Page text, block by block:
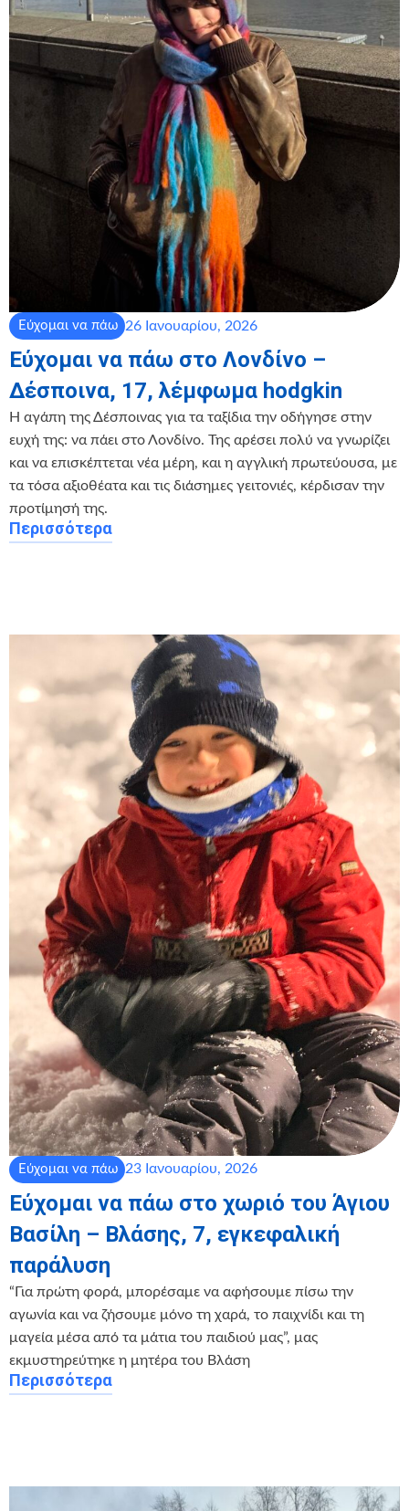
Εύχομαι να πάω 26 Ιανουαρίου, 2026
Εύχομαι να πάω στο Λονδίνο –
Δέσποινα, 17, λέμφωμα hodgkin
Η αγάπη της Δέσποινας για τα ταξίδια την οδήγησε στην
ευχή της: να πάει στο Λονδίνο. Της αρέσει πολύ να γνωρίζει
και να επισκέπτεται νέα μέρη, και η αγγλική πρωτεύουσα, με
τα τόσα αξιοθέατα και τις διάσημες γειτονιές, κέρδισαν την
προτίμησή της.
Περισσότερα
Εύχομαι να πάω 23 Ιανουαρίου, 2026
Εύχομαι να πάω στο χωριό του Άγιου
Βασίλη – Βλάσης, 7, εγκεφαλική
παράλυση
“Για πρώτη φορά, μπορέσαμε να αφήσουμε πίσω την
αγωνία και να ζήσουμε μόνο τη χαρά, το παιχνίδι και τη
μαγεία μέσα από τα μάτια του παιδιού μας”, μας
εκμυστηρεύτηκε η μητέρα του Βλάση
Περισσότερα